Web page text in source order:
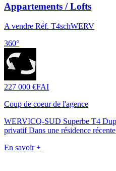
Appartements / Lofts
A vendre Réf. T4schWERV
360°
227 000 €FAI
Coup de coeur de l'agence
WERVICQ-SUD Superbe T4
privatif Dans une résidence
En savoir +